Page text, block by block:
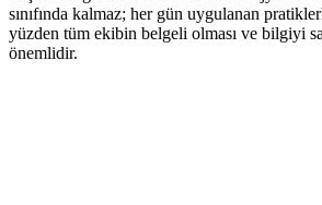
sınıfında kalmaz; her gün uygulanan
yüzden tüm ekibin belgeli olması ve bilgiyi
önemlidir.